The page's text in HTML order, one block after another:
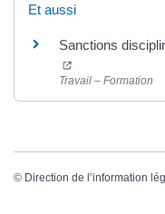
Et aussi
Sanctions
(ouverture dans
Travail – Formation
© Direction de l’information